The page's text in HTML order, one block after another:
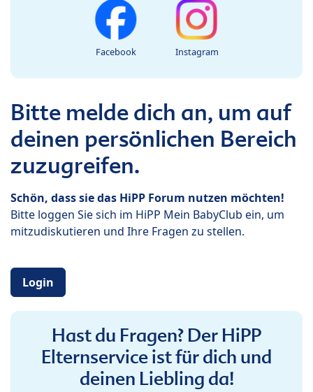
Facebook Instagram
Bitte melde dich an, um auf
deinen persönlichen Bereich
zuzugreifen.
Schön, dass sie das HiPP Forum nutzen möchten!
Bitte loggen Sie sich im HiPP Mein BabyClub ein, um
mitzudiskutieren und Ihre Fragen zu stellen.
Login
Hast du Fragen? Der HiPP
Elternservice ist für dich und
deinen Liebling da!